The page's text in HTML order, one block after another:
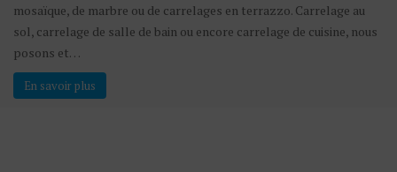
mosaïque, de marbre ou de carrelages en terrazzo. Carrelage au
sol, carrelage de salle de bain ou encore carrelage de cuisine, nous
posons et…
En savoir plus